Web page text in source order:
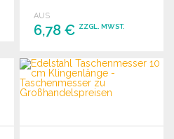
Maße: 115 x 15 x 32 mm.
AUS
6,78 € ZZGL. MWST.
BESTELLEN
Angebot anfordern